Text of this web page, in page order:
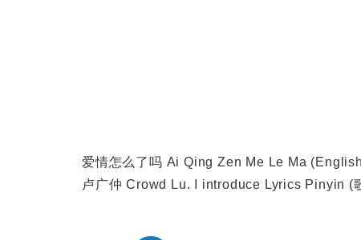
爱情怎么了吗 Ai Qing Zen Me Le Ma
卢广仲 Crowd Lu. I introduce Lyrics Pinyin (